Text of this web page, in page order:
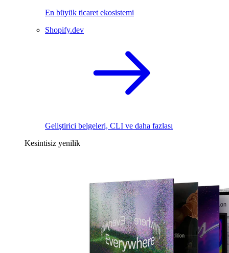
En büyük ticaret ekosistemi
Shopify.dev
Geliştirici belgeleri, CLI ve daha fazlası
Kesintisiz yenilik